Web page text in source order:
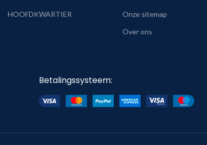
HOOFDKWARTIER
Onze sitemap
Over ons
Betalingssysteem: